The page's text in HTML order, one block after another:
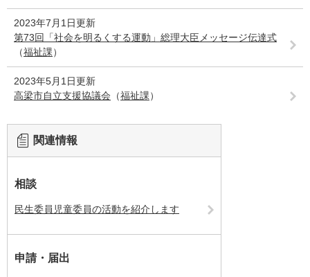
2023年7月1日更新
第73回「社会を明るくする運動」総理大臣メッセージ伝達式
（福祉課）
2023年5月1日更新
高梁市自立支援協議会 （福祉課）
関連情報
相談
民生委員児童委員の活動を紹介します
申請・届出